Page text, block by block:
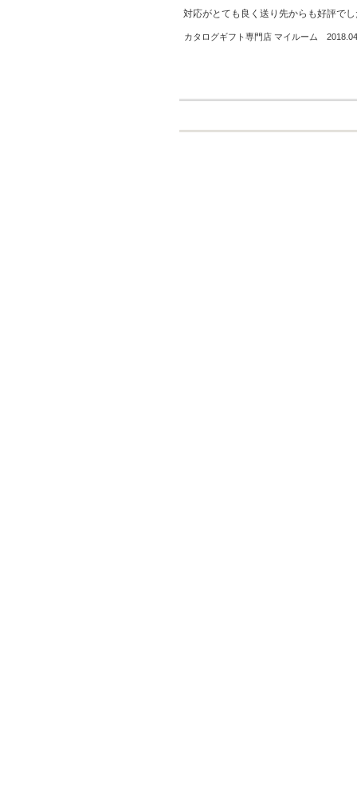
対応がとても良く送り先からも好評でし
カタログギフト専門店 マイルーム